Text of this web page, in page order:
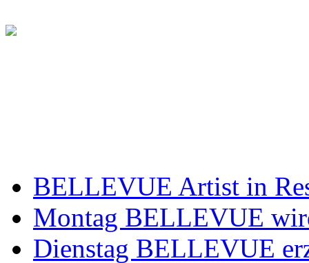
BELLEVUE Artist in
Montag BELLEVUE
Dienstag BELLEVUE